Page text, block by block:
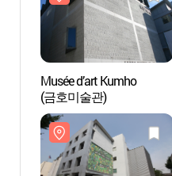
Musée d’art Kumho
(금호미술관)